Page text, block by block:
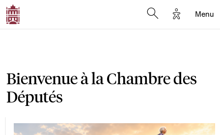
Options
Menu
Bienvenue à la Chambre des
Députés